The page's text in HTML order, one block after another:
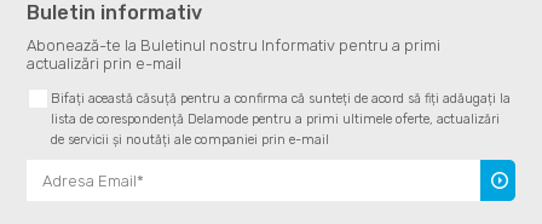
Buletin informativ
Abonează-te la Buletinul nostru Informativ pentru a primi
actualizări prin e-mail
Bifați această căsuță pentru a confirma că sunteți de acord să fiți adăugați la
lista de corespondență Delamode pentru a primi ultimele oferte, actualizări
de servicii și noutăți ale companiei prin e-mail